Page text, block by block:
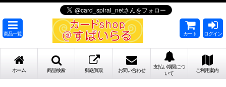
商品一覧 カート ログイン
ホーム 商品検索 郵送買取 お問い合わせ
支払い期限につ
いて
ご利用案内